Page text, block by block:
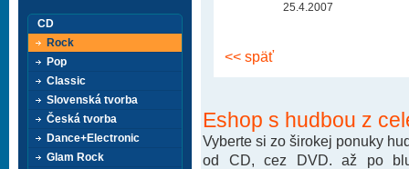
25.4.2007
<< späť
Eshop s hudbou z
Vyberte si zo širokej ponuky
od CD, cez DVD. až po
CD
Rock
Pop
Classic
Slovenská tvorba
Česká tvorba
Dance+Electronic
Glam Rock